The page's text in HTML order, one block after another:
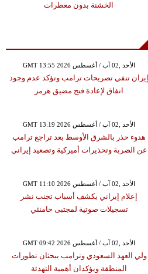
الخشنة بدون معطرات
GMT 13:55 2026 الأحد ,02 آب / أغسطس
إيران تنفي تصريحات ترامب وتؤكد عدم وجود
اتفاق لإعادة فتح مضيق هرمز
GMT 13:19 2026 الأحد ,02 آب / أغسطس
هدوء حذر بالشرق الأوسط بعد تراجع ترامب
عن الضربة وتحذيرات أميركية وتصعيد إيراني
GMT 11:10 2026 الأحد ,02 آب / أغسطس
إعلام إيراني يكشف أسباب تجنب نشر
تسجيلات صوتية لمجتبى خامنئي
GMT 09:42 2026 الأحد ,02 آب / أغسطس
ولي العهد السعودي وترامب يبحثان تطورات
المنطقة ويؤكدان أهمية التهدئة